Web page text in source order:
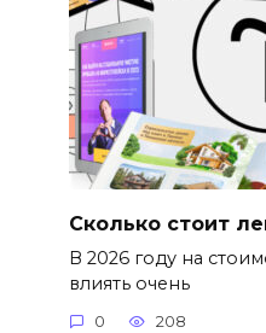
Сколько стоит
В 2026 году на
влиять очень
0 208